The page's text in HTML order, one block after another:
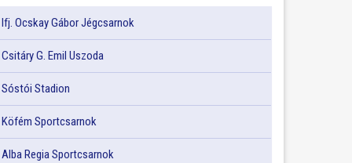
Ifj. Ocskay Gábor Jégcsarnok
Csitáry G. Emil Uszoda
Sóstói Stadion
Köfém Sportcsarnok
Alba Regia Sportcsarnok